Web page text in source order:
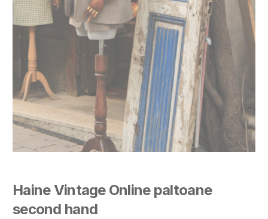
Haine Vintage Online paltoane
second hand